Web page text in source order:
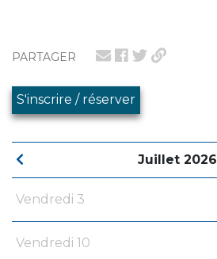
PARTAGER
S'inscrire / réserver
Juillet 2026
Vendredi 3
Vendredi 10